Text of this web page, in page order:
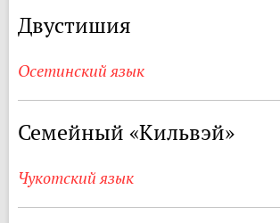
Двустишия
Осетинский язык
Семейный «Кильвэй»
Чукотский язык